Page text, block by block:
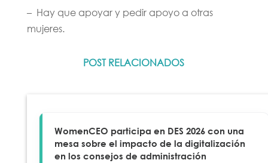
– Hay que apoyar y pedir apoyo a otras
mujeres.
POST RELACIONADOS
WomenCEO participa en DES 2026 con una
mesa sobre el impacto de la digitalización
en los consejos de administración